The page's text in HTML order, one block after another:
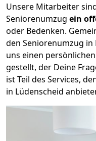
Unsere Mitarbeiter
Seniorenumzug ein
oder Bedenken.
den Seniorenumzug
uns einen
gestellt, der Deine
ist Teil des Services,
in Lüdenscheid